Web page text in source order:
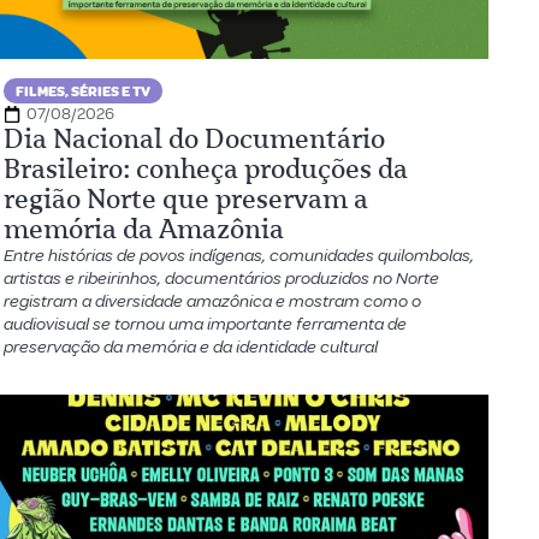
FILMES, SÉRIES E TV
07/08/2026
Dia Nacional do Documentário
Brasileiro: conheça produções da
região Norte que preservam a
memória da Amazônia
Entre histórias de povos indígenas, comunidades quilombolas,
artistas e ribeirinhos, documentários produzidos no Norte
registram a diversidade amazônica e mostram como o
audiovisual se tornou uma importante ferramenta de
preservação da memória e da identidade cultural